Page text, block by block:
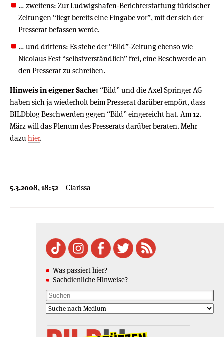
… zweitens: Zur Ludwigshafen-Berichterstattung türkischer
Zeitungen “liegt bereits eine Eingabe vor”, mit der sich der
Presserat befassen werde.
… und drittens: Es stehe der “Bild”-Zeitung ebenso wie
Nicolaus Fest “selbstverständlich” frei, eine Beschwerde an
den Presserat zu schreiben.
Hinweis in eigener Sache: “Bild” und die Axel Springer AG
haben sich ja wiederholt beim Presserat darüber empört, dass
BILDblog Beschwerden gegen “Bild” eingereicht hat. Am 12.
März will das Plenum des Presserats darüber beraten. Mehr
dazu hier.
5.3.2008, 18:52 Clarissa
Was passiert hier?
Sachdienliche Hinweise?